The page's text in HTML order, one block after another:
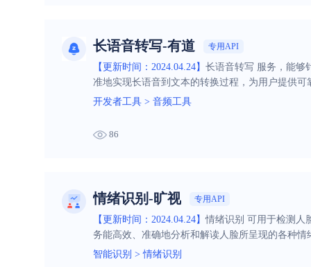
长语音转写-有道 专用API
【更新时间：2024.04.24】 长语音转写 服务，能够
准地实现长语音到文本的转换过程，为用户提供可
开发者工具 > 音频工具
86
情绪识别-旷视 专用API
【更新时间：2024.04.24】情绪识别 可用于检测人
务能高效、准确地分析和解读人脸所呈现的各种情
智能识别 >情绪识别